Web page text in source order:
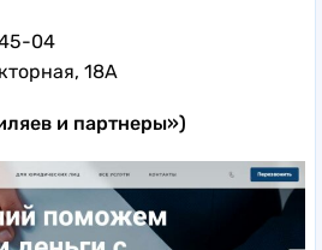
04
18А
и партнеры»)